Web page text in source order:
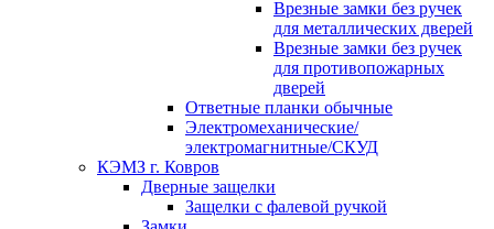
Врезные замки без ручек
для металлических дверей
Врезные замки без ручек
для противопожарных
дверей
Ответные планки обычные
Электромеханические/
электромагнитные/СКУД
КЭМЗ г. Ковров
Дверные защелки
Защелки с фалевой ручкой